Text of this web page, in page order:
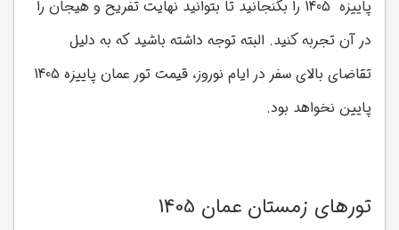
پاییزه 1405 را بگنجانید تا بتوانید نهایت تفریح و هیجان را
در آن تجربه کنید. البته توجه داشته باشید که به دلیل
تقاضای بالای سفر در ایام نوروز، قیمت تور عمان پاییزه 1405
پایین نخواهد بود.
تورهای زمستان عمان 1405